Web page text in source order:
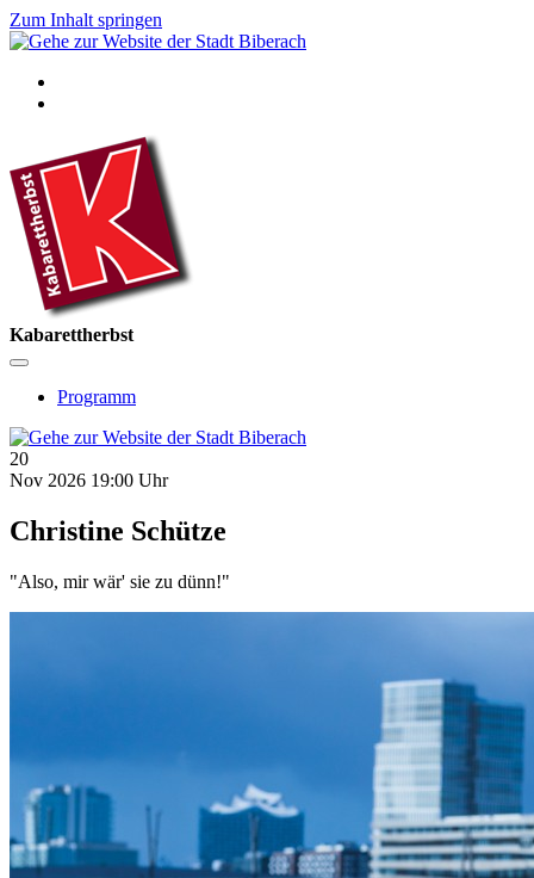
Zum Inhalt springen
Kabarettherbst
Programm
20
Nov 2026 19:00 Uhr
Christine Schütze
"Also, mir wär' sie zu dünn!"